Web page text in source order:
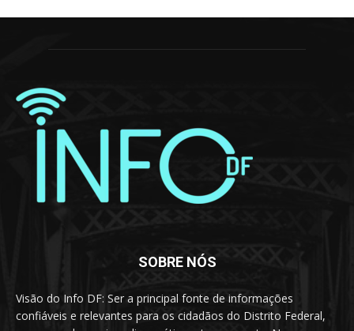
SOBRE NÓS
Visão do Info DF: Ser a principal fonte de informações
confiáveis e relevantes para os cidadãos do Distrito Federal,